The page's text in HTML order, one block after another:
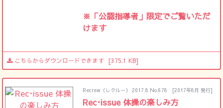
体が温かくなったらそのまま汗を拭くこ
とも出来、一石二鳥です。
※「公認指導者」限定でご覧いただ
けます
こちらからダウンロードできます [375.1 KB]
Recrew（レクルー） 2017.8 No.678 [2017年8月 発行]
Rec･issue 体操の楽しみ方